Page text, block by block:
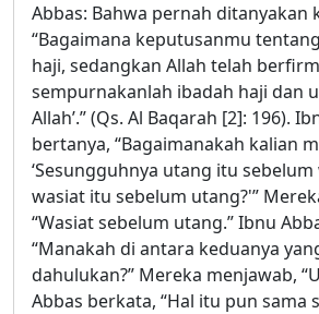
Abbas: Bahwa pernah ditanyakan
“Bagaimana keputusanmu
haji, sedangkan Allah telah
sempurnakanlah ibadah haji dan
Allah’.” (Qs. Al Baqarah [2]: 196).
bertanya, “Bagaimanakah kalian
‘Sesungguhnya utang itu
wasiat itu sebelum utang?'”
“Wasiat sebelum utang.” Ibnu
“Manakah di antara keduanya
dahulukan?” Mereka menjawab,
Abbas berkata, “Hal itu pun sama